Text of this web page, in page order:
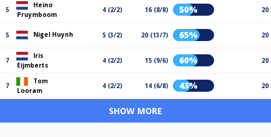
5
Heino
Pruymboom
4 (2/2) 16 (8/8) 50% 20
5 Nigel Huynh 5 (3/2) 20 (13/7) 65% 20
7
Iris
Eijmberts
4 (2/2) 15 (9/6) 60% 20
7
Tom
Looram
4 (2/2) 14 (6/8) 43% 20
SHOW MORE